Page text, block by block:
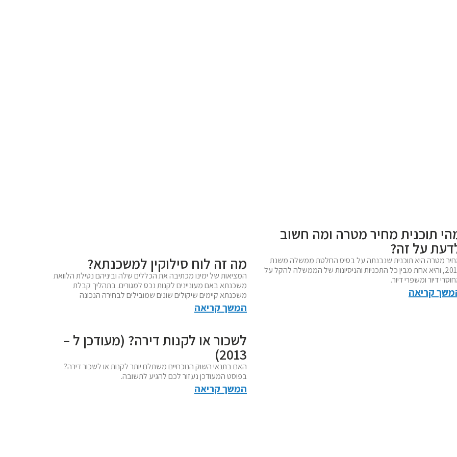
תוכנית מחיר מטרה ומה חשוב
על זה?
מטרה היא תוכנית שנבנתה על בסיס החלטת ממשלה משנת
2014, והיא אחת מבין כל התכניות והניסיונות של הממשלה להקל על
דיור ומשפרי דיור.
קריאה
מה זה לוח סילוקין למשכנתא?
המציאות של ימינו מכתיבה את הכללים שלה וביניהם נטילת הלוואת
משכנתא באם מעוניינים לקנות נכס למגורים. בתהליך קבלת
משכנתא קיימים שיקולים שונים שמובילים לבחירה הנכונה
המשך קריאה
לשכור או לקנות דירה? (מעודכן ל –
2013)
האם בתנאי השוק הנוכחיים משתלם יותר לקנות או לשכור דירה?
בפוסט המעודכן נעזור לכם להגיע לתשובה.
המשך קריאה